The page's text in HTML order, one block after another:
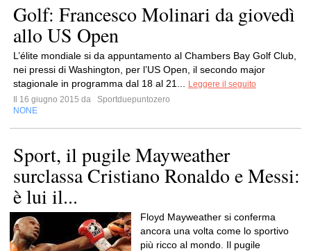
Golf: Francesco Molinari da giovedì
allo US Open
L’élite mondiale si da appuntamento al Chambers Bay Golf Club,
nei pressi di Washington, per l’US Open, il secondo major
stagionale in programma dal 18 al 21...
Leggere il seguito
Il 16 giugno 2015 da
Sportduepuntozero
NONE
Sport, il pugile Mayweather
surclassa Cristiano Ronaldo e Messi:
è lui il...
Floyd Mayweather si conferma
ancora una volta come lo sportivo
più ricco al mondo. Il pugile